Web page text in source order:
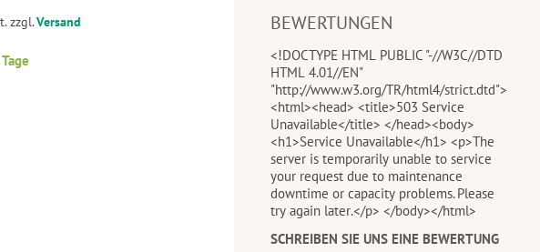
zzgl.Versand BEWERTUNGEN
<!DOCTYPE HTML PUBLIC "-//W3C//DTD
HTML 4.01//EN"
"http://www.w3.org/TR/html4/strict.dtd">
<html><head> <title>503 Service
Unavailable</title> </head><body>
<h1>Service Unavailable</h1> <p>The
server is temporarily unable to service
your request due to maintenance
downtime or capacity problems. Please
try again later.</p> </body></html>
SCHREIBEN SIE UNS EINE BEWERTUNG